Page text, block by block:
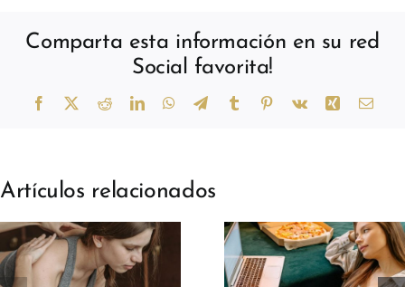
Comparta esta información en su red
Social favorita!
Facebook RedditLinkedInWhatsApp
TelegramTumblr Pinterest
Vk Xing
Artículos relacionados
Alimentos
prohibidos en
el embarazo:
Parto por
cesárea: